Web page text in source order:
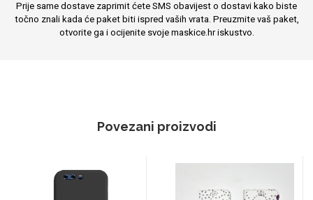
Prije same dostave zaprimit ćete SMS obavijest o dostavi kako biste
točno znali kada će paket biti ispred vaših vrata. Preuzmite vaš paket,
otvorite ga i ocijenite svoje maskice.hr iskustvo.
Povezani proizvodi